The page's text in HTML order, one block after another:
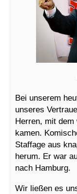
Bei unserem
unseres
Herren, mit
kamen.
Staffage aus
herum. Er war
nach Hamburg.
Wir ließen es